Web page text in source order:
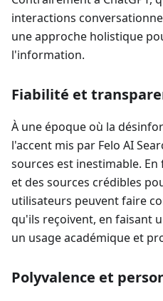
interactions
une approche holistique
l'information.
Fiabilité et
À une époque où la
l'accent mis par Felo AI
sources est inestimable.
et des sources crédibles
utilisateurs peuvent faire
qu'ils reçoivent, en faisant
un usage académique et
Polyvalence et